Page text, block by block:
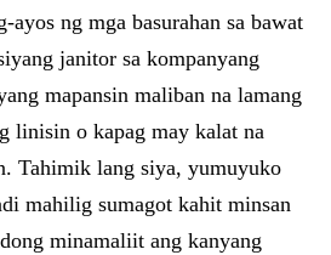
ayos ng mga basurahan sa bawat
janitor sa kompanyang
mapansin maliban na lamang
linisin o kapag may kalat na
Tahimik lang siya, yumuyuko
mahilig sumagot kahit minsan
minamaliit ang kanyang